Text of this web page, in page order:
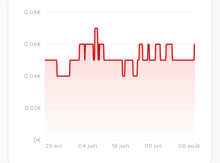
29 avr. 04 juin 19 juin 09 juil. 06 août
0€
0.02€
0.04€
0.06€
0.08€